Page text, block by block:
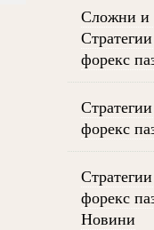
Сложни и
форекс
форекс
форекс
Новини